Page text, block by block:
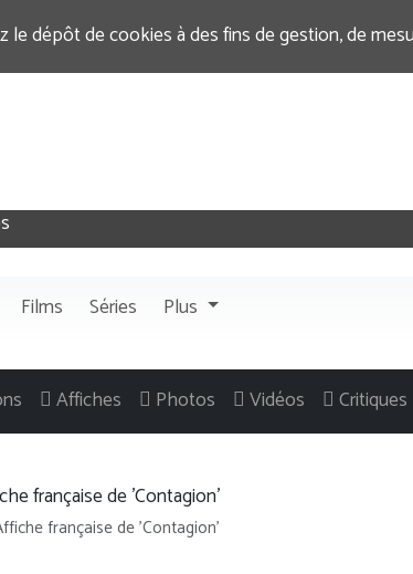
dépôt de cookies à des fins de gestion, de
Films Séries Plus
Affiches Photos Vidéos Critiques
française de 'Contagion'